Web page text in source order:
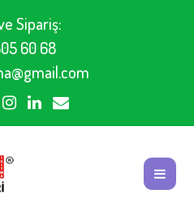
Sipariş:
60 68